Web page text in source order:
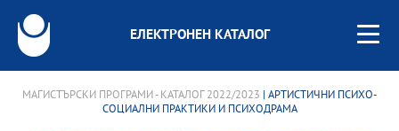
ЕЛЕКТРОНЕН КАТАЛОГ
МАГИСТЪРСКИ ПРОГРАМИ - КАТАЛОГ 2022/2023 | АРТИСТИЧНИ ПСИХО-
СОЦИАЛНИ ПРАКТИКИ И ПСИХОДРАМА